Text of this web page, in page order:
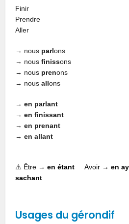
Finir
Prendre
Aller
→ nous parlons
→ nousfinissons
→ nous prenons
→ nousallons
→en parlant
→en finissant
→en prenant
→en allant
⚠️ Être →en étant Avoir →en
sachant
Usages du gérondif